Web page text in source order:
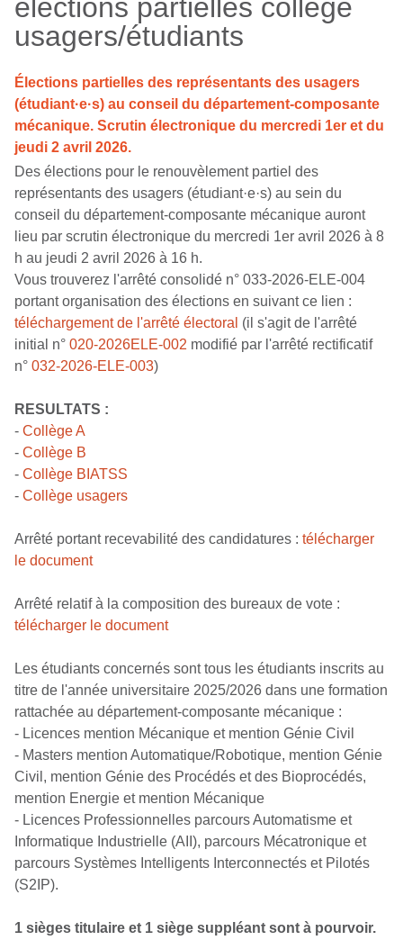
élections partielles collège
usagers/étudiants
Élections partielles des représentants des usagers
(étudiant·e·s) au conseil du département-composante
mécanique. Scrutin électronique du mercredi 1er et du
jeudi 2 avril 2026.
Des élections pour le renouvèlement partiel des
représentants des usagers (étudiant·e·s) au sein du
conseil du département-composante mécanique auront
lieu par scrutin électronique du mercredi 1er avril 2026 à 8
h au jeudi 2 avril 2026 à 16 h.
Vous trouverez l'arrêté consolidé n° 033-2026-ELE-004
portant organisation des élections en suivant ce lien :
téléchargement de l'arrêté électoral (il s'agit de l'arrêté
initial n° 020-2026ELE-002 modifié par l'arrêté rectificatif
n° 032-2026-ELE-003)
RESULTATS :
- Collège A
- Collège B
- Collège BIATSS
- Collège usagers
Arrêté portant recevabilité des candidatures : télécharger
le document
Arrêté relatif à la composition des bureaux de vote :
télécharger le document
Les étudiants concernés sont tous les étudiants inscrits au
titre de l'année universitaire 2025/2026 dans une formation
rattachée au département-composante mécanique :
- Licences mention Mécanique et mention Génie Civil
- Masters mention Automatique/Robotique, mention Génie
Civil, mention Génie des Procédés et des Bioprocédés,
mention Energie et mention Mécanique
- Licences Professionnelles parcours Automatisme et
Informatique Industrielle (AII), parcours Mécatronique et
parcours Systèmes Intelligents Interconnectés et Pilotés
(S2IP).
1 sièges titulaire et 1 siège suppléant sont à pourvoir.